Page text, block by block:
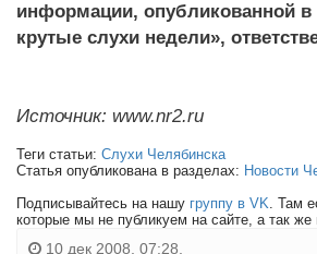
информации, опубликованной
крутые слухи недели»,
Источник: www.nr2.ru
Теги статьи: Слухи Челябинска
Статья опубликована в разделах: Новости
Подписывайтесь на нашу группу в VK. Там
которые мы не публикуем на сайте, а так же
10 дек 2008, 07:28,